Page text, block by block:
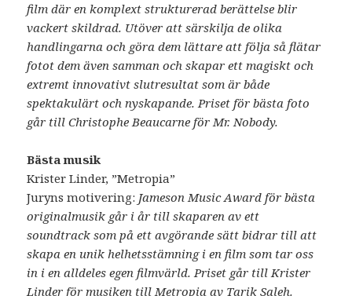
film där en komplext strukturerad berättelse blir
vackert skildrad. Utöver att särskilja de olika
handlingarna och göra dem lättare att följa så flätar
fotot dem även samman och skapar ett magiskt och
extremt innovativt slutresultat som är både
spektakulärt och nyskapande. Priset för bästa foto
går till Christophe Beaucarne för Mr. Nobody.
Bästa musik
Krister Linder, ”Metropia”
Juryns motivering: Jameson Music Award för bästa
originalmusik går i år till skaparen av ett
soundtrack som på ett avgörande sätt bidrar till att
skapa en unik helhetsstämning i en film som tar oss
in i en alldeles egen filmvärld. Priset går till Krister
Linder för musiken till Metropia av Tarik Saleh.